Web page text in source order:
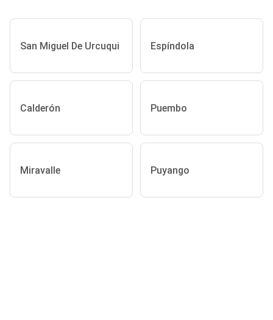
San Miguel De Urcuqui Espíndola
Calderón Puembo
Miravalle Puyango